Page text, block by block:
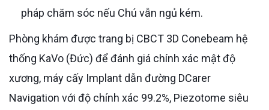
pháp chăm sóc nếu Chú vẫn ngủ kém.
Phòng khám được trang bị CBCT 3D Conebeam hệ
thống KaVo (Đức) để đánh giá chính xác mật độ
xương, máy cấy Implant dẫn đường DCarer
Navigation với độ chính xác 99.2%, Piezotome siêu